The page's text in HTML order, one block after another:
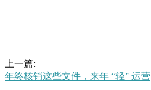
上一篇:
年终核销这些文件，来年 “轻” 运营